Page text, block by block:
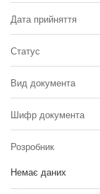
Дата прийняття
Статус
Вид документа
Шифр документа
Розробник
Немає даних